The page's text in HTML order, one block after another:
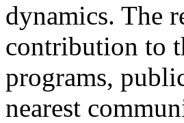
dynamics. The
contribution to
programs,
nearest